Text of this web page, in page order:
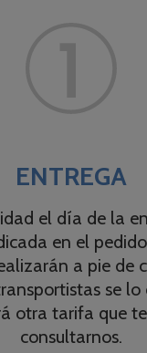
ENTREGA
el día de la
en el
a pie de
se lo
otra tarifa que
consultarnos.